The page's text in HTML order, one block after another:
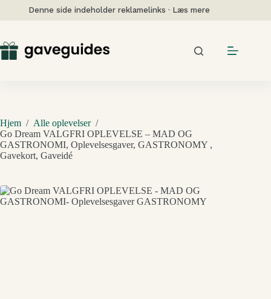
Denne side indeholder reklamelinks · Læs mere
Hjem / Alle oplevelser /
Go Dream VALGFRI OPLEVELSE – MAD OG
GASTRONOMI, Oplevelsesgaver, GASTRONOMY ,
Gavekort, Gaveidé